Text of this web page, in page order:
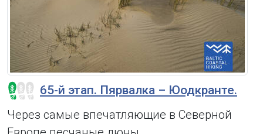
65-й этап. Пярвалка – Юодкранте.
Через самые впечатляющие в Северной